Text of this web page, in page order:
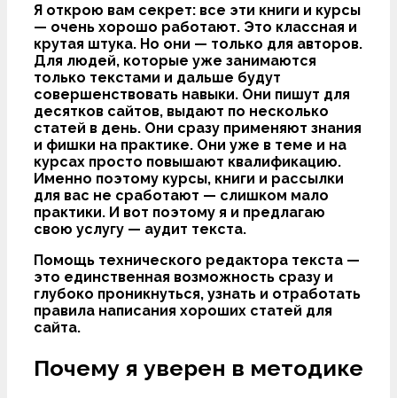
Я открою вам секрет: все эти книги и курсы
— очень хорошо работают. Это классная и
крутая штука. Но они — только для авторов.
Для людей, которые уже занимаются
только текстами и дальше будут
совершенствовать навыки. Они пишут для
десятков сайтов, выдают по несколько
статей в день. Они сразу применяют знания
и фишки на практике. Они уже в теме и на
курсах просто повышают квалификацию.
Именно поэтому курсы, книги и рассылки
для вас не сработают — слишком мало
практики. И вот поэтому я и предлагаю
свою услугу — аудит текста.
Помощь технического редактора текста —
это единственная возможность сразу и
глубоко проникнуться, узнать и отработать
правила написания хороших статей для
сайта.
Почему я уверен в методике